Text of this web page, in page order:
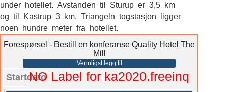
under hotellet. Avstanden til Sturup er 3,5 km
og til Kastrup 3 km. Triangeln togstasjon ligger
noen hundre meter fra hotellet.
Forespørsel - Bestill en konferanse Quality Hotel The
Mill
Vennligst legg til
StartdatoNO Label for ka2020.freeinq